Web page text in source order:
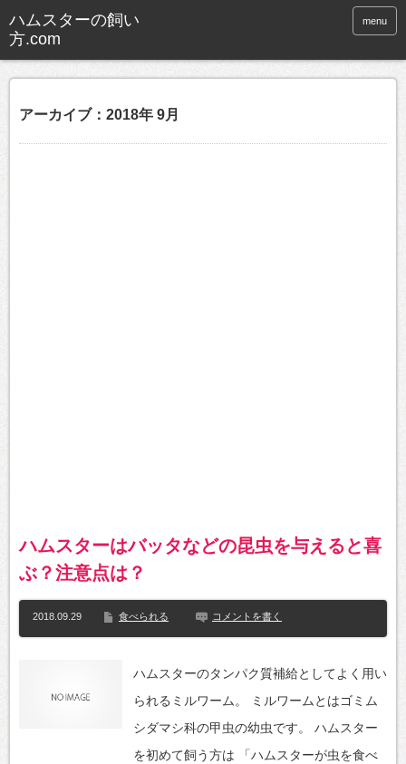
ハムスターの飼い
方.com
menu
アーカイブ：2018年 9月
ハムスターはバッタなどの昆虫を与えると喜
ぶ？注意点は？
2018.09.29 食べられる コメントを書く
ハムスターのタンパク質補給としてよく用い
られるミルワーム。 ミルワームとはゴミム
シダマシ科の甲虫の幼虫です。 ハムスター
を初めて飼う方は 「ハムスターが虫を食べ